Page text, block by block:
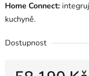
Home Connect:
kuchyně.
Dostupnost